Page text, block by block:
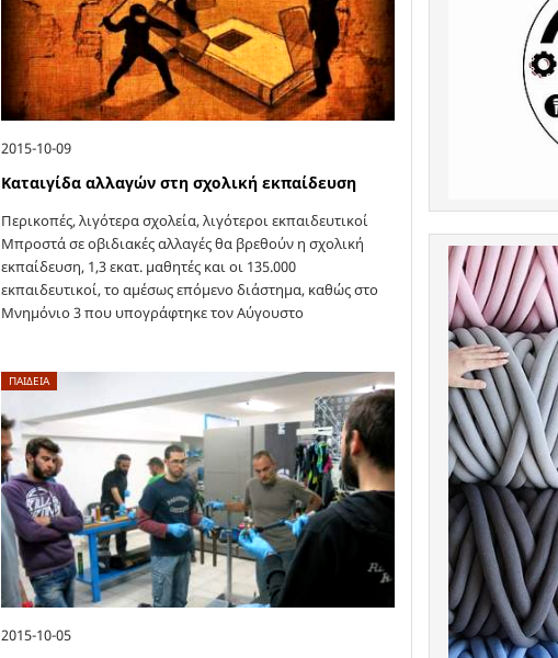
2015-10-09
Καταιγίδα αλλαγών στη σχολική εκπαίδευση
Περικοπές, λιγότερα σχολεία, λιγότεροι εκπαιδευτικοί
Μπροστά σε οβιδιακές αλλαγές θα βρεθούν η σχολική
εκπαίδευση, 1,3 εκατ. μαθητές και οι 135.000
εκπαιδευτικοί, το αμέσως επόμενο διάστημα, καθώς στο
Μνημόνιο 3 που υπογράφτηκε τον Αύγουστο
ΠΑΙΔΕΙΑ
2015-10-05